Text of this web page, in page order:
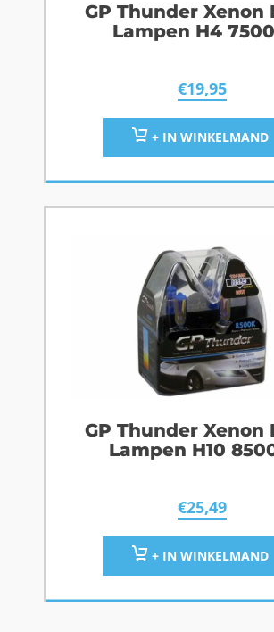
GP Thunder Xenon
Lampen H4
€19,95
+ IN WINKELMAND
GP Thunder Xenon
Lampen H10
€25,49
+ IN WINKELMAND